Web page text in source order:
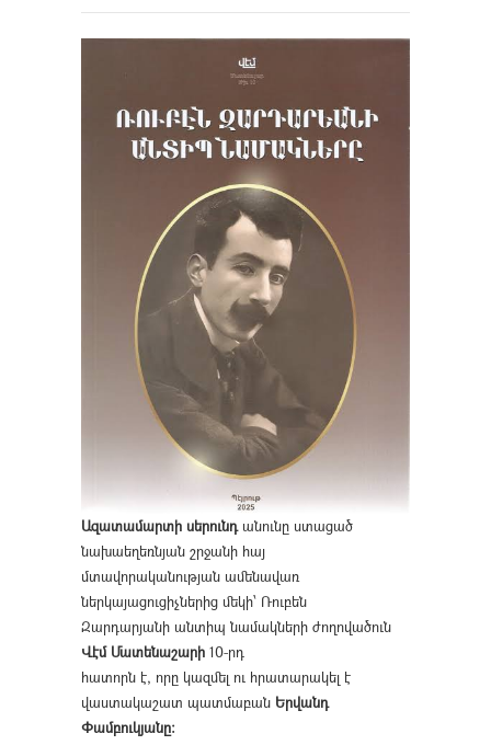
Ազատամարտի սերունդանունը ստացած
նախաեղեռնյան շրջանի հայ
մտավորականության ամենավառ
ներկայացուցիչներից մեկի՝ Ռուբեն
Զարդարյանի անտիպ նամակների ժողովածուն
Վէմ Մատենաշարի 10-րդ
հատորն է, որը կազմել ու հրատարակել է
վաստակաշատ պատմաբան Երվանդ
Փամբուկյանը։